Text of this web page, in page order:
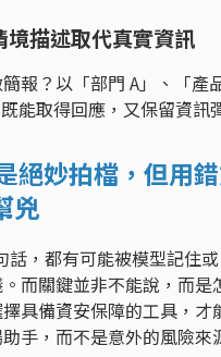
境描述取代真實資訊
報？以「部門 A」、「產
既能取得回應，又保留資訊
絕妙拍檔，但用
兇
話，都有可能被模型記住
而關鍵並非不能說，而是
具備資安保障的工具，才
手，而不是意外的風險來